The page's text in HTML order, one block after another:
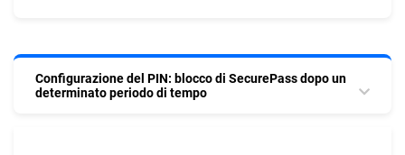
Configurazione del PIN: blocco di SecurePass dopo un
determinato periodo di tempo